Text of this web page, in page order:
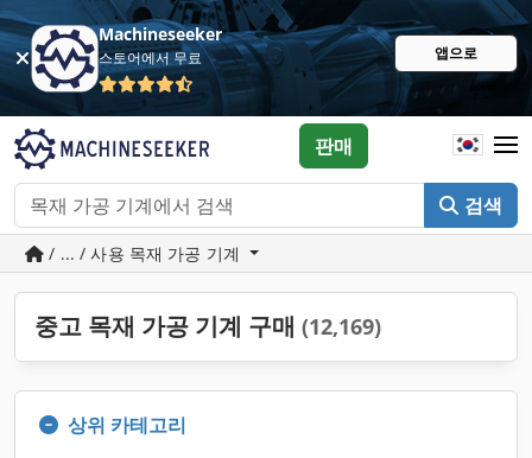
Machineseeker
스토어에서 무료 앱으로
검색
판매
/ ... / 사용 목재 가공 기계
중고 목재 가공 기계 구매 (12,169)
상위 카테고리